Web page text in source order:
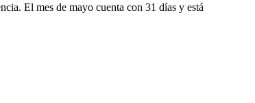
El mes de mayo cuenta con 31 días y está